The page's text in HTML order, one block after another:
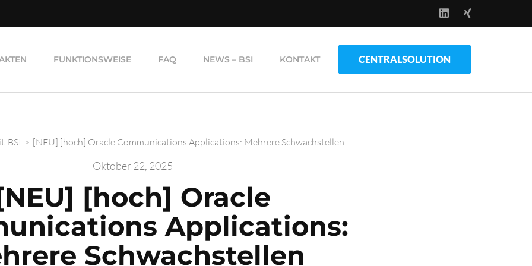
FUNKTIONSWEISE FAQ NEWS – BSI KONTAKT CENTRALSOLUTION
BSI > [NEU] [hoch] Oracle Communications Applications: Mehrere Schwachstellen
Oktober 22, 2025
[hoch] Oracle
Applications:
Schwachstellen